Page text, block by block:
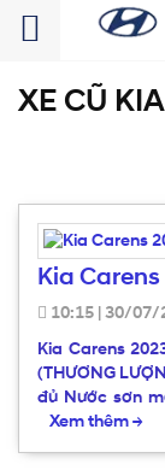
XE CŨ KIA
Kia
10:15 |30/07/
Kia Carens
(THƯƠNG
đủ Nước sơn
Xem thêm→